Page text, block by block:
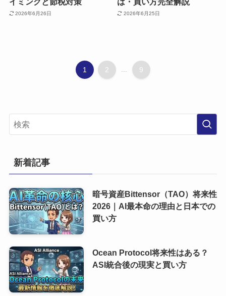
2026年6月26日 2026年6月25日
1 2 ... 9
新着記事
暗号資産Bittensor（TAO）将来性
2026｜AI最本命の理由と日本での
買い方
Ocean Protocol将来性はある？
ASI統合後の現実と買い方